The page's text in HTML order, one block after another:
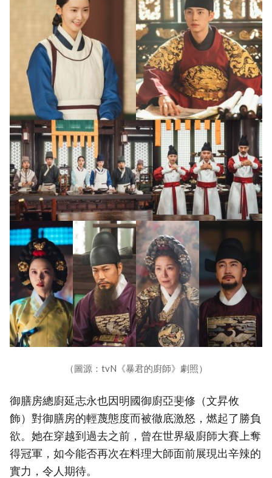
（圖源：tvN《暴君的廚師》劇照）
御膳房總廚延志永也因明國御廚亞斐修（文昇攸
飾）對御膳房的輕蔑態度而被徹底激怒，燃起了勝負
欲。她在穿越到過去之前，曾在世界級廚師大賽上奪
得冠軍，如今能否再次在料理大師面前展現出辛辣的
實力，令人期待。